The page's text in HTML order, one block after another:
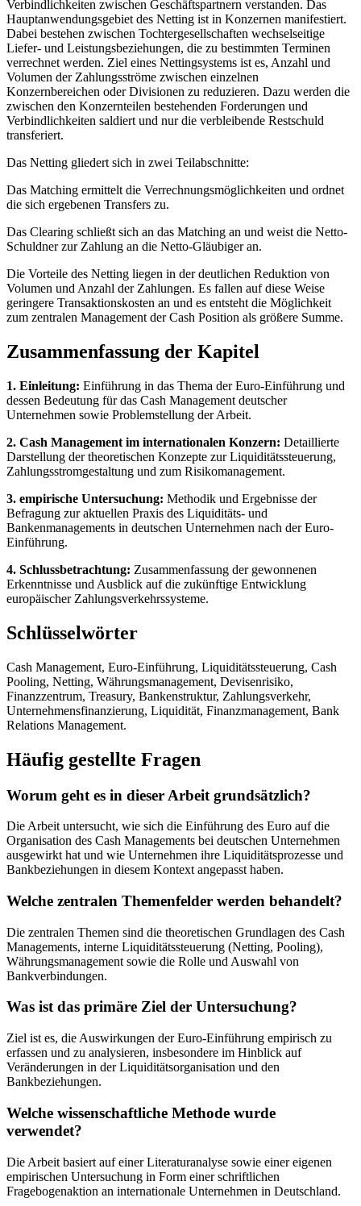
Verbindlichkeiten zwischen Geschäftspartnern verstanden. Das
Hauptanwendungsgebiet des Netting ist in Konzernen manifestiert.
Dabei bestehen zwischen Tochtergesellschaften wechselseitige
Liefer- und Leistungsbeziehungen, die zu bestimmten Terminen
verrechnet werden. Ziel eines Nettingsystems ist es, Anzahl und
Volumen der Zahlungsströme zwischen einzelnen
Konzernbereichen oder Divisionen zu reduzieren. Dazu werden die
zwischen den Konzernteilen bestehenden Forderungen und
Verbindlichkeiten saldiert und nur die verbleibende Restschuld
transferiert.
Das Netting gliedert sich in zwei Teilabschnitte:
Das Matching ermittelt die Verrechnungsmöglichkeiten und ordnet
die sich ergebenen Transfers zu.
Das Clearing schließt sich an das Matching an und weist die Netto-
Schuldner zur Zahlung an die Netto-Gläubiger an.
Die Vorteile des Netting liegen in der deutlichen Reduktion von
Volumen und Anzahl der Zahlungen. Es fallen auf diese Weise
geringere Transaktionskosten an und es entsteht die Möglichkeit
zum zentralen Management der Cash Position als größere Summe.
Zusammenfassung der Kapitel
1. Einleitung: Einführung in das Thema der Euro-Einführung und
dessen Bedeutung für das Cash Management deutscher
Unternehmen sowie Problemstellung der Arbeit.
2. Cash Management im internationalen Konzern: Detaillierte
Darstellung der theoretischen Konzepte zur Liquiditätssteuerung,
Zahlungsstromgestaltung und zum Risikomanagement.
3. empirische Untersuchung: Methodik und Ergebnisse der
Befragung zur aktuellen Praxis des Liquiditäts- und
Bankenmanagements in deutschen Unternehmen nach der Euro-
Einführung.
4. Schlussbetrachtung: Zusammenfassung der gewonnenen
Erkenntnisse und Ausblick auf die zukünftige Entwicklung
europäischer Zahlungsverkehrssysteme.
Schlüsselwörter
Cash Management, Euro-Einführung, Liquiditätssteuerung, Cash
Pooling, Netting, Währungsmanagement, Devisenrisiko,
Finanzzentrum, Treasury, Bankenstruktur, Zahlungsverkehr,
Unternehmensfinanzierung, Liquidität, Finanzmanagement, Bank
Relations Management.
Häufig gestellte Fragen
Worum geht es in dieser Arbeit grundsätzlich?
Die Arbeit untersucht, wie sich die Einführung des Euro auf die
Organisation des Cash Managements bei deutschen Unternehmen
ausgewirkt hat und wie Unternehmen ihre Liquiditätsprozesse und
Bankbeziehungen in diesem Kontext angepasst haben.
Welche zentralen Themenfelder werden behandelt?
Die zentralen Themen sind die theoretischen Grundlagen des Cash
Managements, interne Liquiditätssteuerung (Netting, Pooling),
Währungsmanagement sowie die Rolle und Auswahl von
Bankverbindungen.
Was ist das primäre Ziel der Untersuchung?
Ziel ist es, die Auswirkungen der Euro-Einführung empirisch zu
erfassen und zu analysieren, insbesondere im Hinblick auf
Veränderungen in der Liquiditätsorganisation und den
Bankbeziehungen.
Welche wissenschaftliche Methode wurde
verwendet?
Die Arbeit basiert auf einer Literaturanalyse sowie einer eigenen
empirischen Untersuchung in Form einer schriftlichen
Fragebogenaktion an internationale Unternehmen in Deutschland.